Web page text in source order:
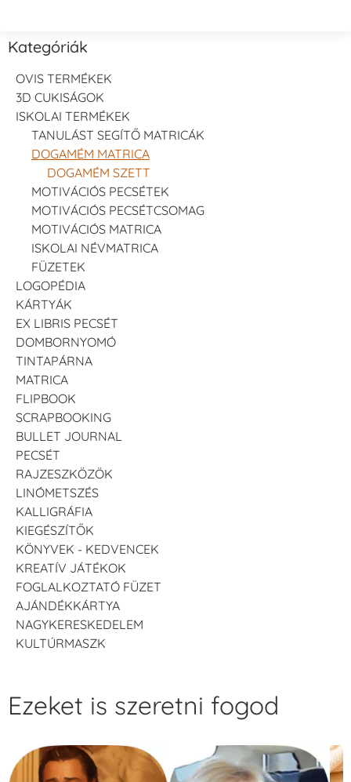
Kategóriák
OVIS TERMÉKEK
3D CUKISÁGOK
ISKOLAI TERMÉKEK
TANULÁST SEGÍTŐ MATRICÁK
DOGAMÉM MATRICA
DOGAMÉM SZETT
MOTIVÁCIÓS PECSÉTEK
MOTIVÁCIÓS PECSÉTCSOMAG
MOTIVÁCIÓS MATRICA
ISKOLAI NÉVMATRICA
FÜZETEK
LOGOPÉDIA
KÁRTYÁK
EX LIBRIS PECSÉT
DOMBORNYOMÓ
TINTAPÁRNA
MATRICA
FLIPBOOK
SCRAPBOOKING
BULLET JOURNAL
PECSÉT
RAJZESZKÖZÖK
LINÓMETSZÉS
KALLIGRÁFIA
KIEGÉSZÍTŐK
KÖNYVEK - KEDVENCEK
KREATÍV JÁTÉKOK
FOGLALKOZTATÓ FÜZET
AJÁNDÉKKÁRTYA
NAGYKERESKEDELEM
KULTÚRMASZK
Ezeket is szeretni fogod